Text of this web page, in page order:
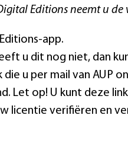
Editions neemt u de
app.
u dit nog niet, dan
die u per mail van AUP
Let op! U kunt deze
licentie verifiëren en